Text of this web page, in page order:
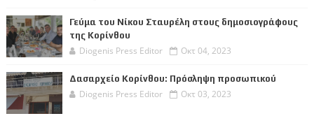
Γεύμα του Νίκου Σταυρέλη στους δημοσιογράφους
της Κορίνθου
Diogenis Press Editor Οκτ 04, 2023
Δασαρχείο Κορίνθου: Πρόσληψη προσωπικού
Diogenis Press Editor Οκτ 03, 2023